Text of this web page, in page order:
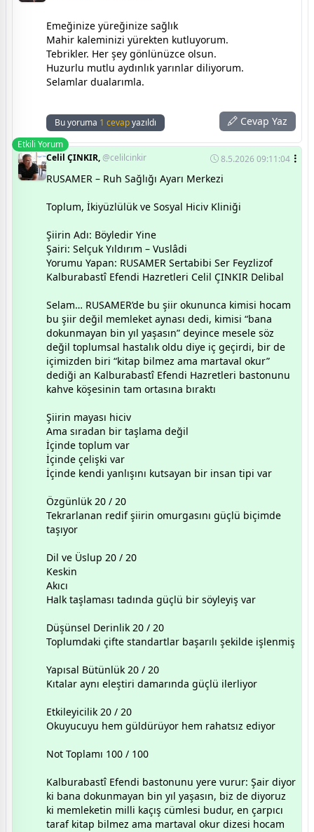
Emeğinize yüreğinize sağlık
Mahir kaleminizi yürekten kutluyorum.
Tebrikler. Her şey gönlünüzce olsun.
Huzurlu mutlu aydınlık yarınlar diliyorum.
Selamlar dualarımla.
Bu yoruma 1 cevapyazıldı Cevap Yaz
Etkili Yorum
Celil ÇINKIR,@celilcinkir 8.5.2026 09:11:04
RUSAMER – Ruh Sağlığı Ayarı Merkezi
Toplum, İkiyüzlülük ve Sosyal Hiciv Kliniği
Şiirin Adı: Böyledir Yine
Şairi: Selçuk Yıldırım – Vuslâdi
Yorumu Yapan: RUSAMER Sertabibi Ser Feyzlizof
Kalburabastî Efendi Hazretleri Celil ÇINKIR Delibal
Selam… RUSAMER’de bu şiir okununca kimisi hocam
bu şiir değil memleket aynası dedi, kimisi “bana
dokunmayan bin yıl yaşasın” deyince mesele söz
değil toplumsal hastalık oldu diye iç geçirdi, bir de
içimizden biri “kitap bilmez ama martaval okur”
dediği an Kalburabastî Efendi Hazretleri bastonunu
kahve köşesinin tam ortasına bıraktı
Şiirin mayası hiciv
Ama sıradan bir taşlama değil
İçinde toplum var
İçinde çelişki var
İçinde kendi yanlışını kutsayan bir insan tipi var
Özgünlük 20 / 20
Tekrarlanan redif şiirin omurgasını güçlü biçimde
taşıyor
Dil ve Üslup 20 / 20
Keskin
Akıcı
Halk taşlaması tadında güçlü bir söyleyiş var
Düşünsel Derinlik 20 / 20
Toplumdaki çifte standartlar başarılı şekilde işlenmiş
Yapısal Bütünlük 20 / 20
Kıtalar aynı eleştiri damarında güçlü ilerliyor
Etkileyicilik 20 / 20
Okuyucuyu hem güldürüyor hem rahatsız ediyor
Not Toplamı 100 / 100
Kalburabastî Efendi bastonunu yere vurur: Şair diyor
ki bana dokunmayan bin yıl yaşasın, biz de diyoruz
ki memleketin milli kaçış cümlesi budur, en çarpıcı
taraf kitap bilmez ama martaval okur dizesi hocam